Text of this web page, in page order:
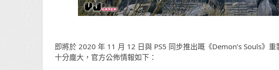
即將於 2020 年 11 月 12 日與 PS5 同步推出嘅《Demon’s Souls》
十分龐大，官方公佈情報如下：